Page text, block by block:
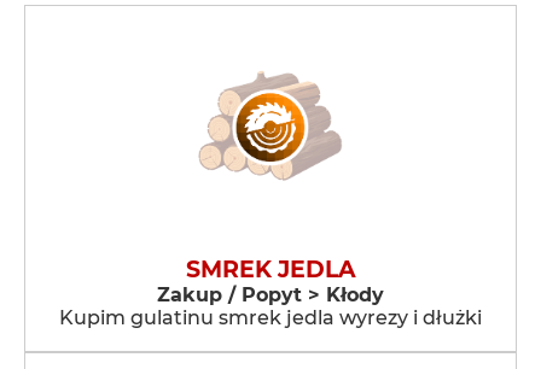
SMREK JEDLA
Zakup / Popyt > Kłody
Kupim gulatinu smrek jedla wyrezy i dłużki